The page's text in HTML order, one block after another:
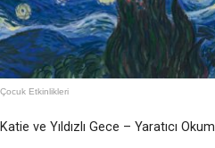
Çocuk Etkinlikleri
Katie ve Yıldızlı Gece – Yaratıcı